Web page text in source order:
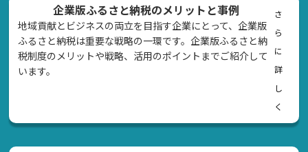
企業版ふるさと納税のメリットと事例
地域貢献とビジネスの両立を目指す企業にとって、企業版
ふるさと納税は重要な戦略の一環です。企業版ふるさと納
税制度のメリットや戦略、活用のポイントまでご紹介して
います。
さ
ら
に
詳
し
く